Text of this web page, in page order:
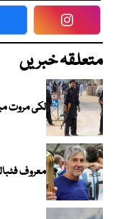
متعلقہ خبریں
لکی مروت
معروف